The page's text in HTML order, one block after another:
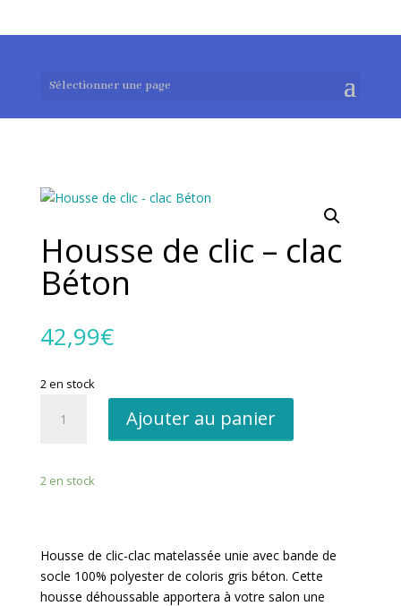
Sélectionner une page
Housse de clic – clac
Béton
42,99€
2 en stock
clic
Béton
Ajouter au panier
2 en stock
Housse de clic-clac matelassée unie avec bande de
socle 100% polyester de coloris gris béton. Cette
housse déhoussable apportera à votre salon une